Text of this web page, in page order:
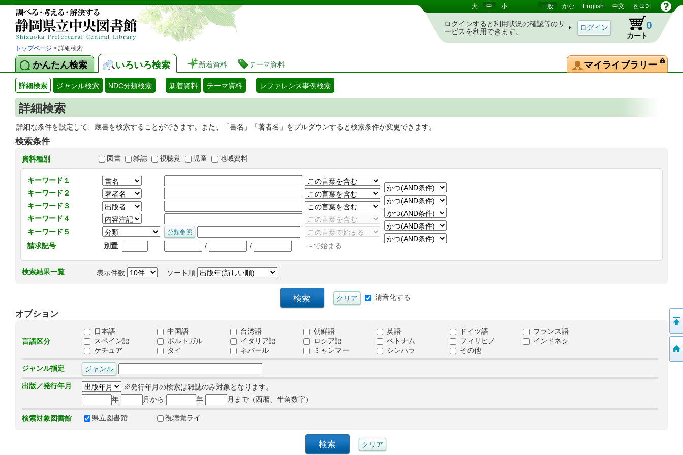
静岡県立図書館 蔵書検索・予約システム 大 中 小 一般 かな English 中文 한국어
ログインすると利用状況の確認等のサ
ービスを利用できます。
カート
0
トップページ > 詳細検索
かんたん検索 いろいろ検索 新着資料 テーマ資料 マイライブラリー
詳細検索 ジャンル検索 NDC分類検索 新着資料 テーマ資料 レファレンス事例検索
詳細検索
詳細な条件を設定して、蔵書を検索することができます。また、「書名」「著者名」をプルダウンすると検索条件が変更できます。
検索条件
資料種別 図書 雑誌 視聴覚 児童 地域資料
キーワード１
キーワード２
キーワード３
キーワード４
キーワード５
請求記号
別置 / / ～で始まる
検索結果一覧 表示件数 ソート順
清音化する
オプション
言語区分
日本語 中国語 台湾語 朝鮮語 英語 ドイツ語
フランス語
スペイン語
ポルトガル イタリア語 ロシア語 ベトナム フィリピノ
インドネシ
ケチュア
タイ ネパール ミャンマー シンハラ その他
ジャンル指定
出版／発行年月
※発行年月の検索は雑誌のみ対象となります。
年
月から 年 月まで（西暦、半角数字）
検索対象図書館 県立図書館 視聴覚ライ